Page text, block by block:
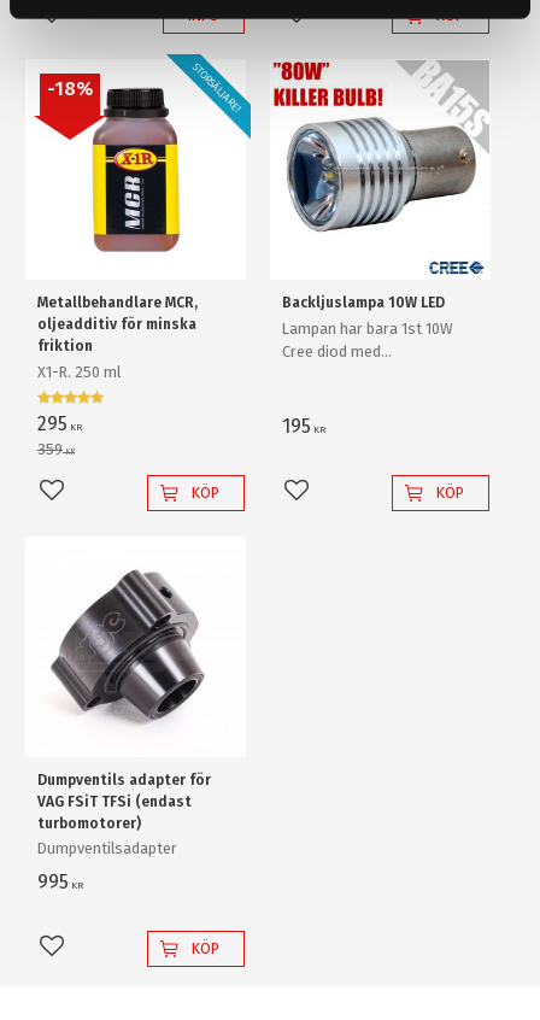
Lägg till i favoriter
INFO Lägg till i favoriter
KÖP
Metallbehandlare MCR,
oljeadditiv för minska
friktion
X1-R. 250 ml
295 KR
359KR
18% STORSÄLJARE!
Lägg till i favoriter
KÖP
Backljuslampa 10W LED
Lampan har bara 1st 10W
Cree diod med
enkelt en "80W" backlampa
195 KR
Lägg till i favoriter
KÖP
Dumpventils adapter för
VAG FSiT TFSi (endast
turbomotorer)
Dumpventilsadapter
995 KR
Lägg till i favoriter
KÖP